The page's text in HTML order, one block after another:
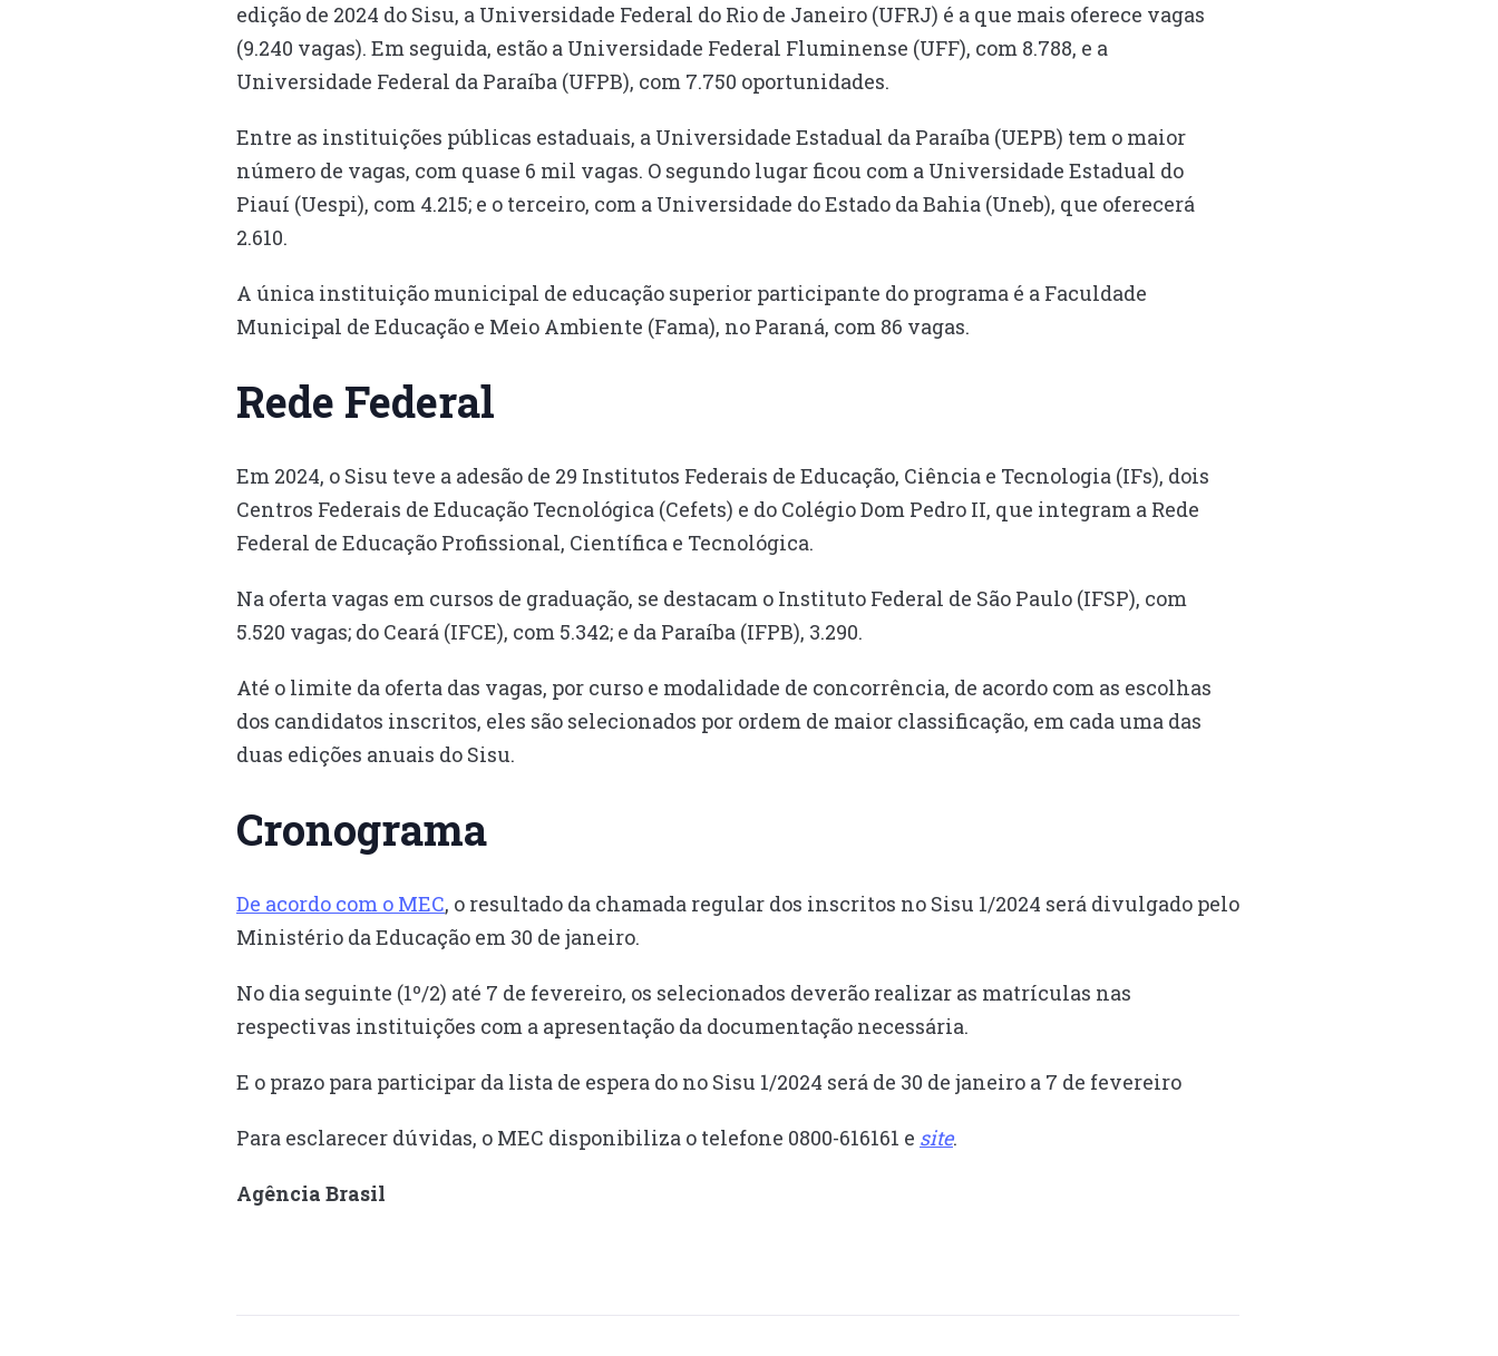
edição de 2024 do Sisu, a Universidade Federal do Rio de Janeiro (UFRJ) é a que mais oferece vagas
(9.240 vagas). Em seguida, estão a Universidade Federal Fluminense (UFF), com 8.788, e a
Universidade Federal da Paraíba (UFPB), com 7.750 oportunidades.
Entre as instituições públicas estaduais, a Universidade Estadual da Paraíba (UEPB) tem o maior
número de vagas, com quase 6 mil vagas. O segundo lugar ficou com a Universidade Estadual do
Piauí (Uespi), com 4.215; e o terceiro, com a Universidade do Estado da Bahia (Uneb), que oferecerá
2.610.
A única instituição municipal de educação superior participante do programa é a Faculdade
Municipal de Educação e Meio Ambiente (Fama), no Paraná, com 86 vagas.
Rede Federal
Em 2024, o Sisu teve a adesão de 29 Institutos Federais de Educação, Ciência e Tecnologia (IFs), dois
Centros Federais de Educação Tecnológica (Cefets) e do Colégio Dom Pedro II, que integram a Rede
Federal de Educação Profissional, Científica e Tecnológica.
Na oferta vagas em cursos de graduação, se destacam o Instituto Federal de São Paulo (IFSP), com
5.520 vagas; do Ceará (IFCE), com 5.342; e da Paraíba (IFPB), 3.290.
Até o limite da oferta das vagas, por curso e modalidade de concorrência, de acordo com as escolhas
dos candidatos inscritos, eles são selecionados por ordem de maior classificação, em cada uma das
duas edições anuais do Sisu.
Cronograma
De acordo com o MEC, o resultado da chamada regular dos inscritos no Sisu 1/2024 será divulgado pelo
Ministério da Educação em 30 de janeiro.
No dia seguinte (1º/2) até 7 de fevereiro, os selecionados deverão realizar as matrículas nas
respectivas instituições com a apresentação da documentação necessária.
E o prazo para participar da lista de espera do no Sisu 1/2024 será de 30 de janeiro a 7 de fevereiro
Para esclarecer dúvidas, o MEC disponibiliza o telefone 0800-616161 e site.
Agência Brasil